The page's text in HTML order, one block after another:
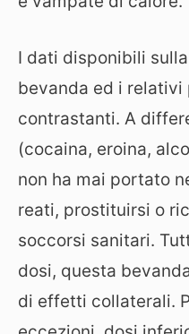
I dati disponibili
bevanda ed i relativi
contrastanti. A
(cocaina, eroina,
non ha mai portato
reati, prostituirsi o
soccorsi sanitari.
dosi, questa
di effetti collaterali.